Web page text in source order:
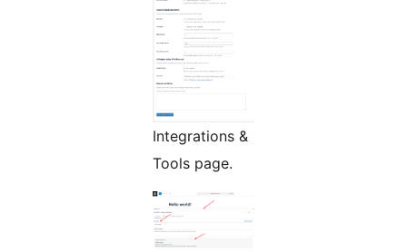
Integrations &
Tools page.